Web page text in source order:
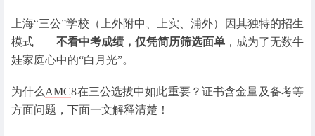
上海“三公”学校（上外附中、上实、浦外）因其独特的招生
模式——不看中考成绩，仅凭简历筛选面单 ，成为了无数牛
娃家庭心中的“白月光”。
为什么AMC8在三公选拔中如此重要？证书含金量及备考等
方面问题，下面一文解释清楚！